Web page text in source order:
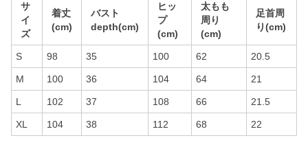
サ
イ
ズ
着丈
(cm)
バスト
depth(cm)
ヒッ
プ
(cm)
太もも
周り
(cm)
足首周
り(cm)
S 98 35 100 62 20.5
M 100 36 104 64 21
L 102 37 108 66 21.5
XL 104 38 112 68 22